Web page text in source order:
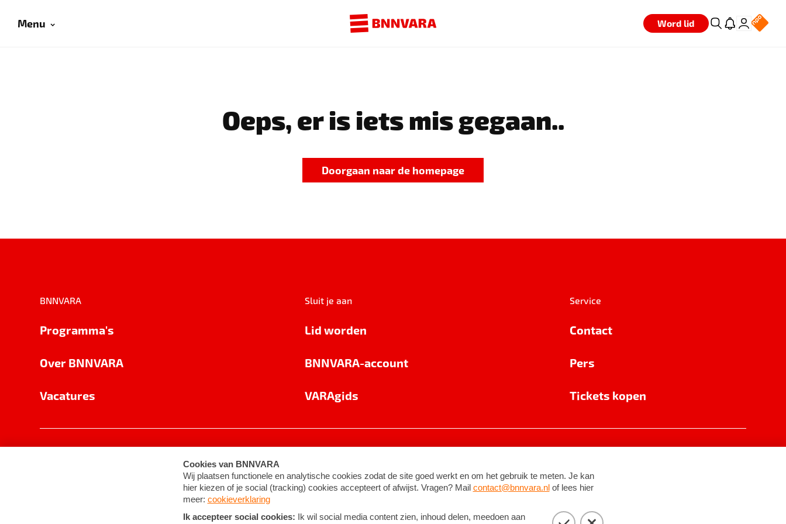
Menu Word lid
Oeps, er is iets mis gegaan..
Doorgaan naar de homepage
BNNVARA
Programma's
Over BNNVARA
Vacatures
Sluit je aan
Lid worden
BNNVARA-account
VARAgids
Service
Contact
Pers
Tickets kopen
Cookie-instellingen Algemene voorwaarden ©2026BNNVARA